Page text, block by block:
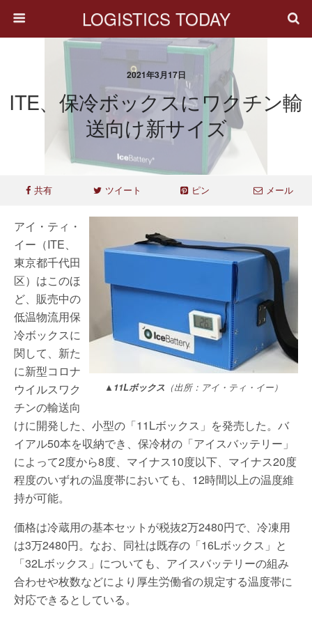
LOGISTICS TODAY
2021年3月17日
ITE、保冷ボックスにワクチン輸
送向け新サイズ
共有 ツイート ピン メール
▲ 11Lボックス （出所：アイ・ティ・イー）
アイ・ティ・
イー（ITE、
東京都千代田
区）はこのほ
ど、販売中の
低温物流用保
冷ボックスに
関して、新た
に新型コロナ
ウイルスワク
チンの輸送向
けに開発した、小型の「11Lボックス」を発売した。バ
イアル50本を収納でき、保冷材の「アイスバッテリー」
によって2度から8度、マイナス10度以下、マイナス20度
程度のいずれの温度帯においても、12時間以上の温度維
持が可能。
価格は冷蔵用の基本セットが税抜2万2480円で、冷凍用
は3万2480円。なお、同社は既存の「16Lボックス」と
「32Lボックス」についても、アイスバッテリーの組み
合わせや枚数などにより厚生労働省の規定する温度帯に
対応できるとしている。